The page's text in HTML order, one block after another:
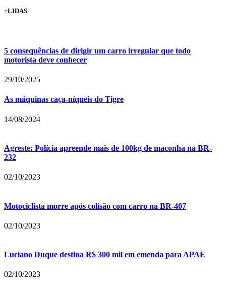
+LIDAS
5 consequências de dirigir um carro irregular que todo
motorista deve conhecer
29/10/2025
As máquinas caça-níqueis do Tigre
14/08/2024
Agreste: Polícia apreende mais de 100kg de maconha na BR-
232
02/10/2023
Motociclista morre após colisão com carro na BR-407
02/10/2023
Luciano Duque destina R$ 300 mil em emenda para APAE
02/10/2023